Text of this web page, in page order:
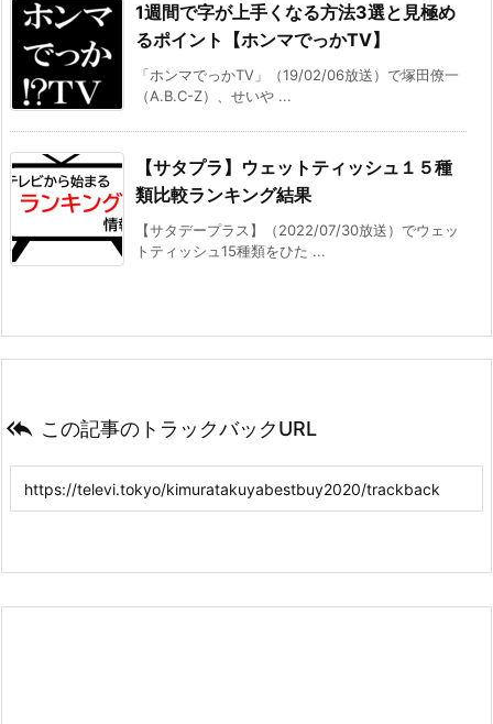
1週間で字が上手くなる方法3選と見極め
るポイント【ホンマでっかTV】
「ホンマでっかTV」（19/02/06放送）で塚田僚一
（A.B.C-Z）、せいや ...
【サタプラ】ウェットティッシュ１５種
類比較ランキング結果
【サタデープラス】（2022/07/30放送）でウェッ
トティッシュ15種類をひた ...
 この記事のトラックバックURL